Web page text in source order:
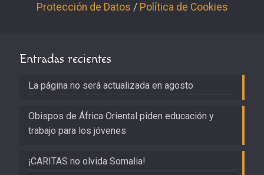
Protección de Datos / Política de Cookies
Entradas recientes
La página no será actualizada en agosto
Obispos de África Oriental piden educación y
trabajo para los jóvenes
¡CARITAS no olvida Somalia!